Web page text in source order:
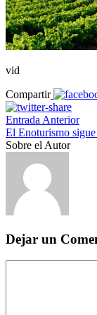
vid
Compartir
Entrada Anterior
El Enoturismo
Sobre el Autor
Dejar un